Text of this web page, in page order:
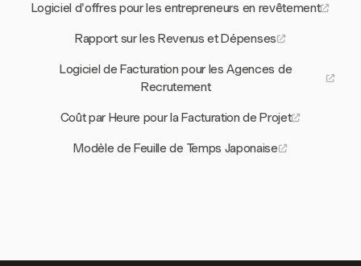
Logiciel d'offres pour les entrepreneurs en revêtement
Rapport sur les Revenus et Dépenses
Logiciel de Facturation pour les Agences de
Recrutement
Coût par Heure pour la Facturation de Projet
Modèle de Feuille de Temps Japonaise